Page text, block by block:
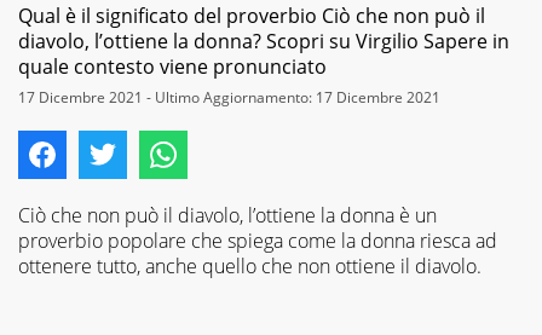
Qual è il significato del proverbio Ciò che non può il
diavolo, l’ottiene la donna? Scopri su Virgilio Sapere in
quale contesto viene pronunciato
17 Dicembre 2021 - Ultimo Aggiornamento: 17 Dicembre 2021
Ciò che non può il diavolo, l’ottiene la donna è un
proverbio popolare che spiega come la donna riesca ad
ottenere tutto, anche quello che non ottiene il diavolo.